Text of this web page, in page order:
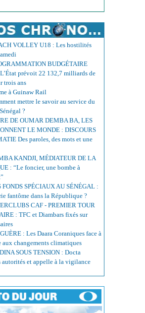
VOLLEY U18 : Les hostilités
BUDGÉTAIRE
prévoit 22 132,7 milliards de
trois ans
à Guinaw Rail
mettre le savoir au service du
?
DE OUMAR DEMBA BA, LES
LE MONDE : DISCOURS
Des paroles, des mots et une
KANDJI, MÉDIATEUR DE LA
: “Le foncier, une bombe à
FONDS SPÉCIAUX AU SÉNÉGAL :
fantôme dans la République ?
CAF - PREMIER TOUR
: TFC et Diambars fixés sur
: Les Daara Coraniques face à
aux changements climatiques
SOUS TENSION : Docta
autorités et appelle à la vigilance